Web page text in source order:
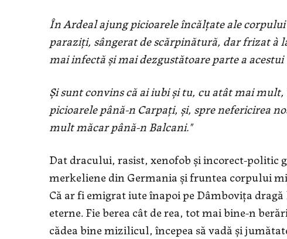
În Ardeal ajung picioarele încălţate ale
paraziţi, sângerat de scărpinătură, dar frizat à
mai infectă şi mai dezgustătoare parte a
Şi sunt convins că ai iubi şi tu, cu atât mai
picioarele până-n Carpaţi, şi, spre nefericirea
mult măcar până-n Balcani."
Dat dracului, rasist, xenofob şi incorect-politic
merkeliene din Germania şi fruntea corpului
Că ar fi emigrat iute înapoi pe Dâmboviţa
eterne. Fie berea cât de rea, tot mai bine-n
cădea bine mizilicul, începea să vadă şi